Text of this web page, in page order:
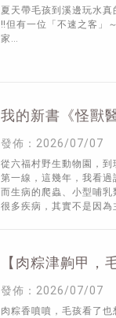
夏天帶毛孩到溪邊玩水
‼️但有一位「不速之客」
家…
我的新書《怪獸
發佈：2026/07/07
從六福村野生動物園，
第一線，這幾年，我看
而生病的爬蟲、小型哺乳
很多疾病，其實不是因為
【肉粽津齁甲，
發佈：2026/07/07
肉粽香噴噴，毛孩看了也